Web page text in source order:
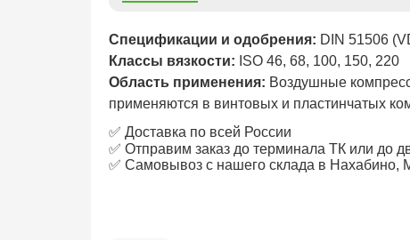
Спецификации и одобрения: DIN 51506
Классы вязкости: ISO 46, 68, 100, 150, 220
Область применения: Воздушные
применяются в винтовых и пластинчатых
✅ Доставка по всей России
✅ Отправим заказ до терминала ТК или до
✅ Самовывоз с нашего склада в Нахабино,